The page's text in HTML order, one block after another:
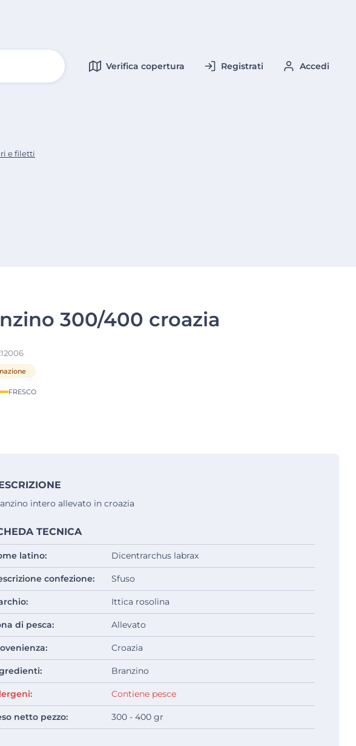
Verifica copertura Registrati Accedi
e filetti
300/400 croazia
FRESCO
intero allevato in croazia
TECNICA
latino: Dicentrarchus labrax
confezione: Sfuso
Ittica rosolina
di pesca: Allevato
Croazia
Branzino
Contiene pesce
netto pezzo: 300 - 400 gr